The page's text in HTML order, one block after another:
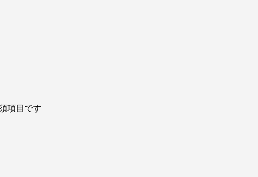
項目です